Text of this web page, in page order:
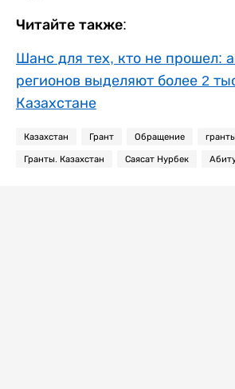
Читайте также:
Шанс для тех, кто не прошел:
регионов выделяют более 2
Казахстане
Казахстан Грант Обращение гранты
Гранты. Казахстан Саясат Нурбек